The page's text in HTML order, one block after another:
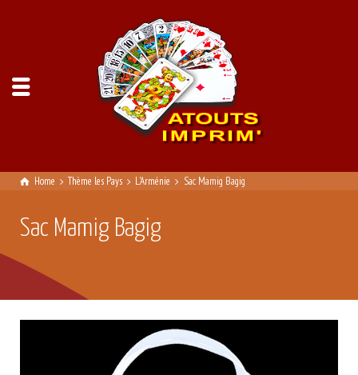
Home Thème les Pays L'Arménie Sac Mamig Bagig
Sac Mamig Bagig